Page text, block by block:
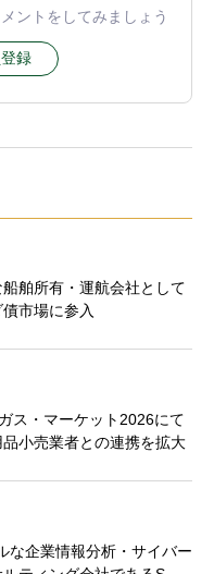
ントをしてみましょう
録
舶所有・運航会社として
市場に参入
ス・マーケット2026にて
小売業者との連携を拡大
な企業情報分析・サイバー